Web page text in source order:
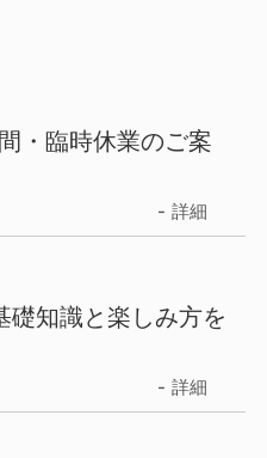
・臨時休業のご案
詳細
礎知識と楽しみ方を
詳細